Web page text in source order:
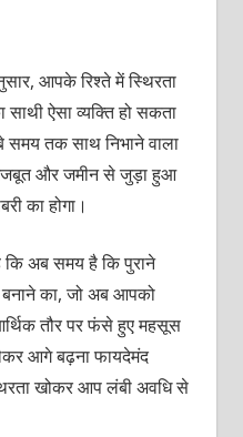
आपके रिश्ते में स्थिरता
ऐसा व्यक्ति हो सकता
तक साथ निभाने वाला
मजबूत और जमीन से जुड़ा हुआ
का होगा।
अब समय है कि पुराने
बनाने का, जो अब आपको
तौर पर फंसे हुए महसूस
आगे बढ़ना फायदेमंद
खोकर आप लंबी अवधि से